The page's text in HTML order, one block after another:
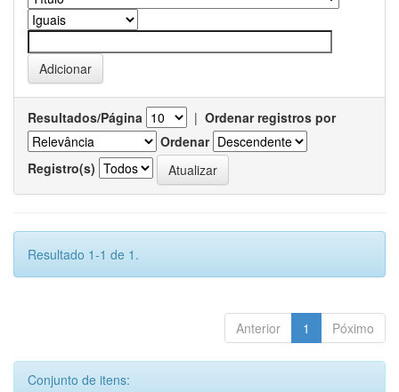
Resultados/Página | Ordenar registros por
Ordenar
Registro(s)
Resultado 1-1 de 1.
Anterior 1 Póximo
Conjunto de itens: